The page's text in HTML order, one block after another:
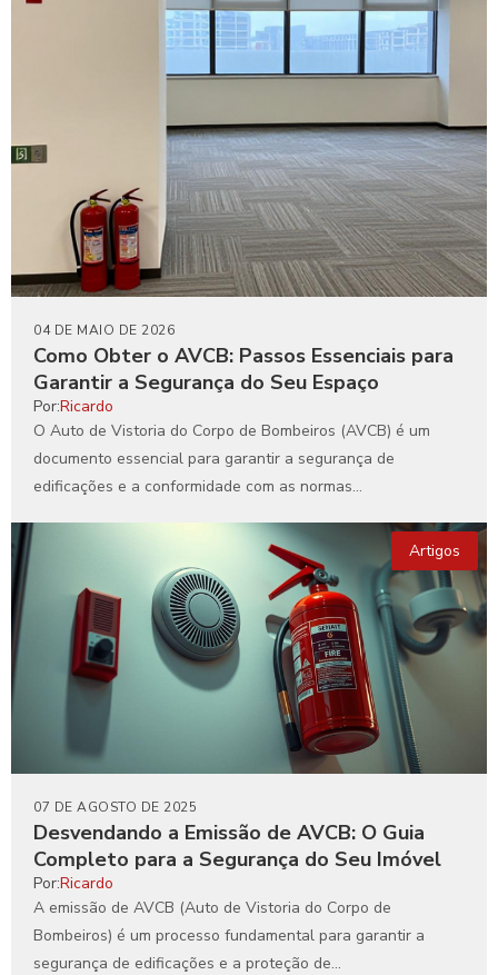
Como Obter o AVCB: Passos Essenciais para
Garantir a Segurança do Seu Espaço
04 DE MAIO DE 2026
Por:Ricardo
O Auto de Vistoria do Corpo de Bombeiros (AVCB) é um
documento essencial para garantir a segurança de
edificações e a conformidade com as normas...
Artigos
Desvendando a Emissão de AVCB: O Guia
Completo para a Segurança do Seu Imóvel
07 DE AGOSTO DE 2025
Por:Ricardo
A emissão de AVCB (Auto de Vistoria do Corpo de
Bombeiros) é um processo fundamental para garantir a
segurança de edificações e a proteção de...